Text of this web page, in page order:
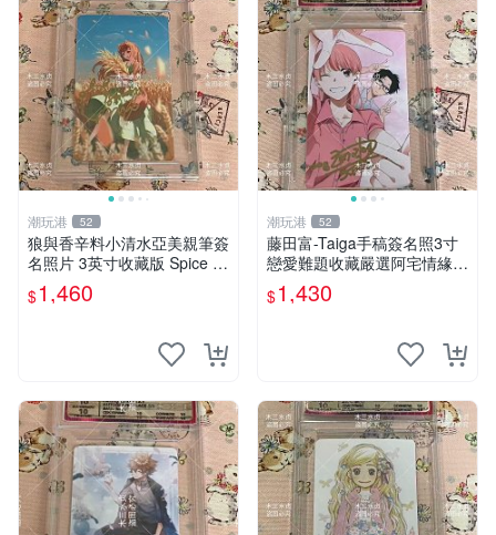
潮玩港 52
狼與香辛料小清水亞美親筆簽
名照片 3英寸收藏版 Spice a
nd Wolf 日韓珍藏 Spice 和 W
olf 照片 親筆簽名 小清水亞美
$1,460
潮玩港 52
藤田富-Taiga手稿簽名照3寸
戀愛難題收藏嚴選阿宅情緣
Wotakoi藤田富Taiga戀愛真
難收藏照
$1,430